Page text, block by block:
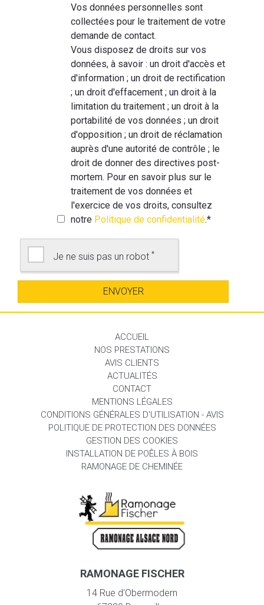
Vos données personnelles sont
collectées pour le traitement de votre
demande de contact.
Vous disposez de droits sur vos
données, à savoir : un droit d'accès et
d'information ; un droit de rectification
; un droit d'effacement ; un droit à la
limitation du traitement ; un droit à la
portabilité de vos données ; un droit
d'opposition ; un droit de réclamation
auprès d'une autorité de contrôle ; le
droit de donner des directives post-
mortem. Pour en savoir plus sur le
traitement de vos données et
l'exercice de vos droits, consultez
notre Politique de confidentialité.*
Je ne suis pas un robot *
ACCUEIL
NOS PRESTATIONS
AVIS CLIENTS
ACTUALITÉS
CONTACT
MENTIONS LÉGALES
CONDITIONS GÉNÉRALES D'UTILISATION - AVIS
POLITIQUE DE PROTECTION DES DONNÉES
GESTION DES COOKIES
INSTALLATION DE POÊLES À BOIS
RAMONAGE DE CHEMINÉE
RAMONAGE FISCHER
14 Rue d'Obermodern